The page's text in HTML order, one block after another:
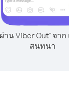
าน Viber Out" จา
สนทนา